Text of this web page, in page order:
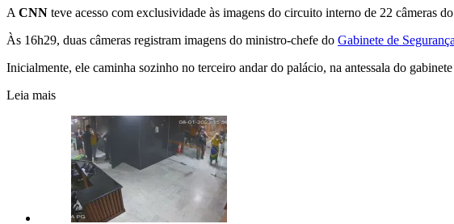
A CNN teve acesso com exclusividade às imagens do circuito interno de 22 câmeras do
Às 16h29, duas câmeras registram imagens do ministro-chefe do Gabinete de
Inicialmente, ele caminha sozinho no terceiro andar do palácio, na antessala do
Leia mais